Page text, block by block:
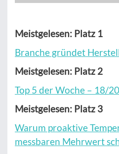
Meistgelesen: Platz 1
Branche gründet
Meistgelesen: Platz 2
Top 5 der Woche – 18/
Meistgelesen: Platz 3
Warum proaktive
messbaren Mehrwert